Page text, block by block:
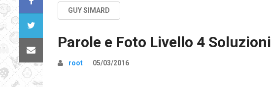
GUY SIMARD
Parole e Foto Livello 4 Soluzioni
root 05/03/2016